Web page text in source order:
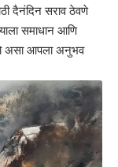
दैनंदिन सराव ठेवणे
समाधान आणि
असा आपला अनुभव